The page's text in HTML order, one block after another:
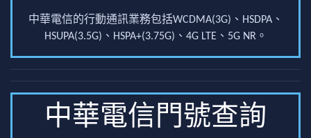
中華電信的行動通訊業務包括WCDMA(3G)、HSDPA、
HSUPA(3.5G)、HSPA+(3.75G)、4G LTE、5G NR。
中華電信門號查詢